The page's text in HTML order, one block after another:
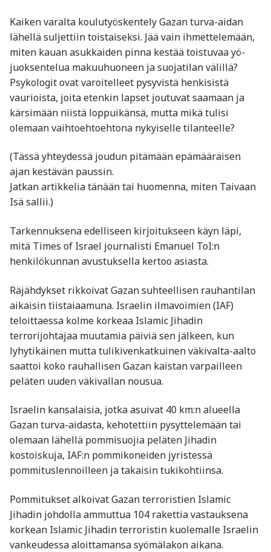
Kaiken varalta koulutyöskentely Gazan turva-aidan
lähellä suljettiin toistaiseksi. Jää vain ihmettelemään,
miten kauan asukkaiden pinna kestää toistuvaa yö-
juoksentelua makuuhuoneen ja suojatilan välillä?
Psykologit ovat varoitelleet pysyvistä henkisistä
vaurioista, joita etenkin lapset joutuvat saamaan ja
kärsimään niistä loppuikänsä, mutta mikä tulisi
olemaan vaihtoehtoehtona nykyiselle tilanteelle?
(Tässä yhteydessä joudun pitämään epämääräisen
ajan kestävän paussin.
Jatkan artikkelia tänään tai huomenna, miten Taivaan
Isä sallii.)
Tarkennuksena edelliseen kirjoitukseen käyn läpi,
mitä Times of Israel journalisti Emanuel ToI:n
henkilökunnan avustuksella kertoo asiasta.
Räjähdykset rikkoivat Gazan suhteellisen rauhantilan
aikaisin tiistaiaamuna. Israelin ilmavoimien (IAF)
teloittaessa kolme korkeaa Islamic Jihadin
terrorijohtajaa muutamia päiviä sen jälkeen, kun
lyhytikäinen mutta tulikivenkatkuinen väkivalta-aalto
saattoi koko rauhallisen Gazan kaistan varpailleen
peläten uuden väkivallan nousua.
Israelin kansalaisia, jotka asuivat 40 km:n alueella
Gazan turva-aidasta, kehotettiin pysyttelemään tai
olemaan lähellä pommisuojia peläten Jihadin
kostoiskuja, IAF:n pommikoneiden jyristessä
pommituslennoilleen ja takaisin tukikohtiinsa.
Pommitukset alkoivat Gazan terroristien Islamic
Jihadin johdolla ammuttua 104 rakettia vastauksena
korkean Islamic Jihadin terroristin kuolemalle Israelin
vankeudessa aloittamansa syömälakon aikana.